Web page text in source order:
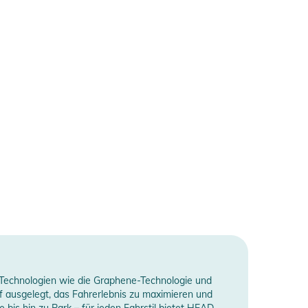
wie die Graphene-Technologie und
das Fahrerlebnis zu maximieren und